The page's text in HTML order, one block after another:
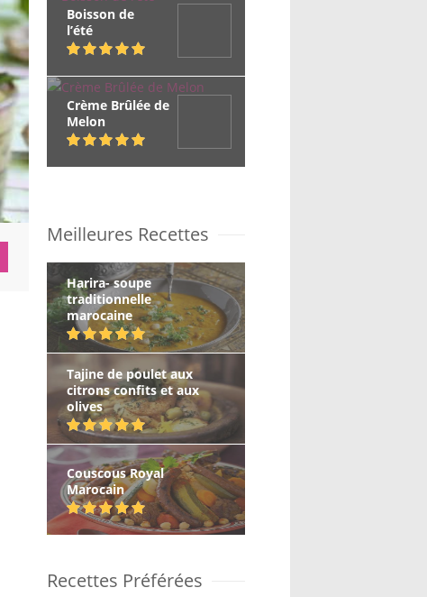
Boisson de
l’été
Crème Brûlée de
Melon
Meilleures Recettes
Harira- soupe
traditionnelle
marocaine
Tajine de poulet aux
citrons confits et aux
olives
Couscous Royal
Marocain
Recettes Préférées